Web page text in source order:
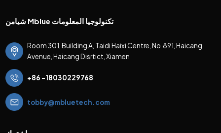
شيامن Mblue تكنولوجيا المعلومات
Room 301, Building A, Taidi Haixi Centre, No.891, Haicang
Avenue, Haicang Disrtict, Xiamen
+86 -18030229768
tobby@mbluetech.com